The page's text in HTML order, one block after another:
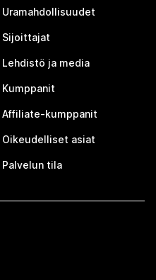
Uramahdollisuudet
Sijoittajat
Lehdistö ja media
Kumppanit
Affiliate-kumppanit
Oikeudelliset asiat
Palvelun tila